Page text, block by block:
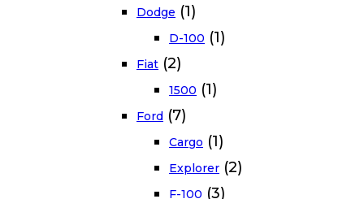
Dodge (1)
D-100 (1)
Fiat (2)
1500 (1)
Ford (7)
Cargo (1)
Explorer (2)
F-100 (3)